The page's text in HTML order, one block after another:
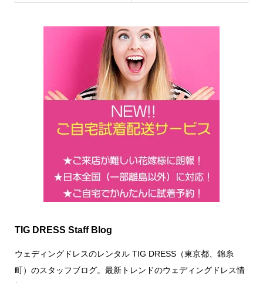
TIG DRESS Staff Blog
ウェディングドレスのレンタル TIG DRESS（東京都、錦糸
町）のスタッフブログ。最新トレンドのウェディングドレス情